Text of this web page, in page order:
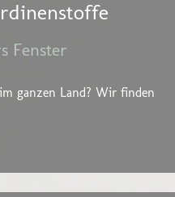
Fenster
ganzen Land? Wir finden